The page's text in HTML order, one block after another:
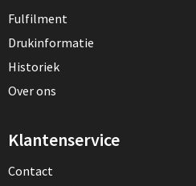
Fulfilment
Drukinformatie
Historiek
Over ons
Klantenservice
Contact